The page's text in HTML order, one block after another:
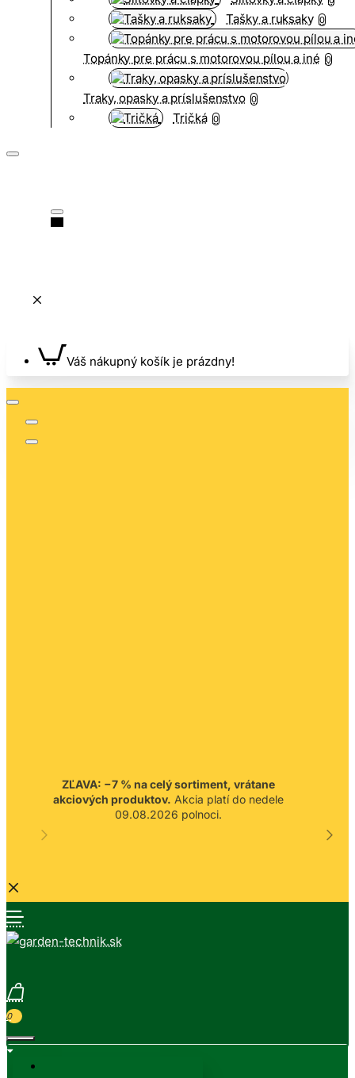
Tašky a ruksaky 0
Topánky pre prácu s motorovou pílou a iné 0
Traky, opasky a príslušenstvo 0
Tričká 0
Váš nákupný košík je prázdny!
ZĽAVA: −7 % na celý sortiment, vrátane
akciových produktov. Akcia platí do nedele
09.08.2026 polnoci.
0